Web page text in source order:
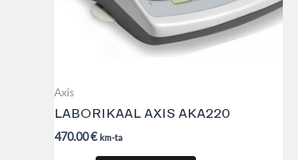
Axis
LABORIKAAL AXIS AKA220
470.00€ km-ta